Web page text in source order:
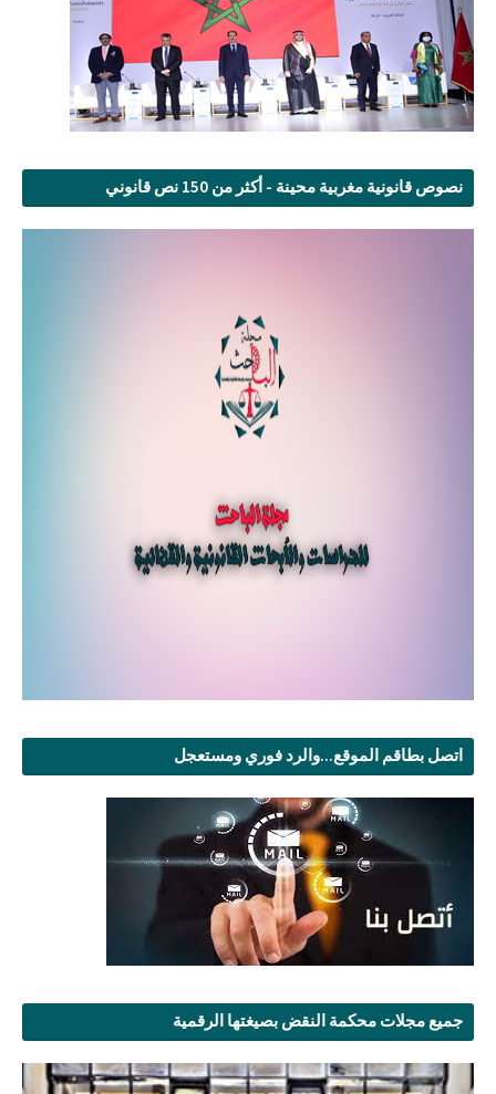
نصوص قانونية مغربية محينة - أكثر من 150 نص قانوني
اتصل بطاقم الموقع...والرد فوري ومستعجل
جميع مجلات محكمة النقض بصيغتها الرقمية